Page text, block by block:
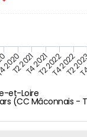
et-Loire
(CC Mâconnais -
2020
T2 2021T4 2021T2 2022T4 2022
T2